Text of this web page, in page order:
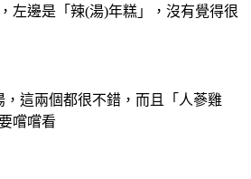
左邊是「辣(湯)年糕」，沒有覺得很
，這兩個都很不錯，而且「人蔘雞
嚐嚐看